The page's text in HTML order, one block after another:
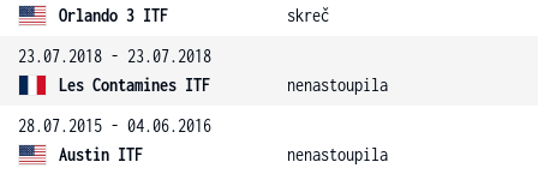
Orlando 3 ITF
skreč
23.07.2018 - 23.07.2018
Les Contamines ITF
nenastoupila
28.07.2015 - 04.06.2016
Austin ITF
nenastoupila